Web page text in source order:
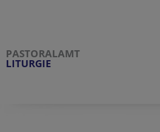
PASTORALAMT
LITURGIE